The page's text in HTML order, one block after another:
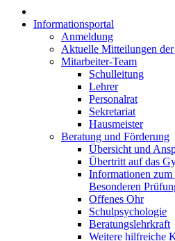
Informationsportal
Anmeldung
Aktuelle Mitteilungen
Mitarbeiter-Team
Schulleitung
Lehrer
Personalrat
Sekretariat
Hausmeister
Beratung und Förderung
Übersicht und
Übertritt auf das
Informationen
Besonderen
Offenes Ohr
Schulpsychologie
Beratungslehrkraft
Weitere hilfreiche